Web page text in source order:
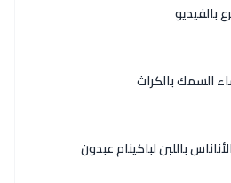
بالفيديو
السمك بالكراث
باللبن لباكينام عبدون